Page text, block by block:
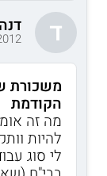
ד
משכורת
הקודמת
מה זה
להיות
לי סוג